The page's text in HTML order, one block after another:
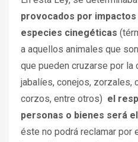
provocados por impactos
especies cinegéticas
a aquellos animales que
que pueden cruzarse por la
jabalíes, conejos, zorzales,
corzos, entre otros) el
personas o bienes será
éste no podrá reclamar por